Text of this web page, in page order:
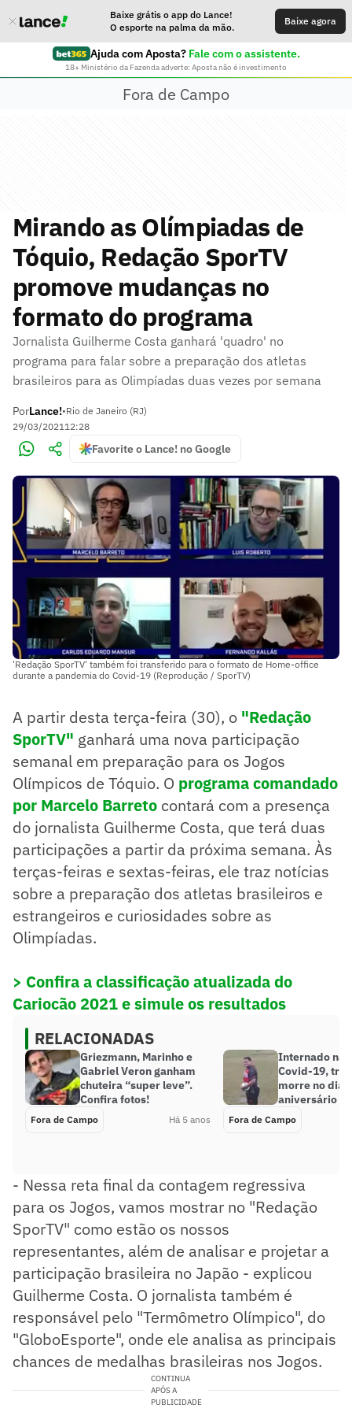
Baixe grátis o app do Lance!
O esporte na palma da mão.
Baixe agora
Ajuda com Aposta? Fale com o assistente.
18+ Ministério da Fazenda adverte: Aposta não é investimento
Fora de Campo
Mirando as Olímpiadas de
Tóquio, Redação SporTV
promove mudanças no
formato do programa
Jornalista Guilherme Costa ganhará 'quadro' no
programa para falar sobre a preparação dos atletas
brasileiros para as Olimpíadas duas vezes por semana
PorLance!•Rio de Janeiro (RJ)
29/03/202112:28
Favorite o Lance! no Google
'Redação SporTV' também foi transferido para o formato de Home-office
durante a pandemia do Covid-19 (Reprodução / SporTV)
A partir desta terça-feira (30), o "Redação
SporTV" ganhará uma nova participação
semanal em preparação para os Jogos
Olímpicos de Tóquio. O programa comandado
por Marcelo Barreto contará com a presença
do jornalista Guilherme Costa, que terá duas
participações a partir da próxima semana. Às
terças-feiras e sextas-feiras, ele traz notícias
sobre a preparação dos atletas brasileiros e
estrangeiros e curiosidades sobre as
Olimpíadas.
> Confira a classificação atualizada do
Cariocão 2021 e simule os resultados
RELACIONADAS
Griezmann, Marinho e
Gabriel Veron ganham
chuteira “super leve”.
Confira fotos!
Fora de Campo Há 5 anos
Internado na
Covid-19,
morre no dia
aniversário
Fora de Campo
- Nessa reta final da contagem regressiva
para os Jogos, vamos mostrar no "Redação
SporTV" como estão os nossos
representantes, além de analisar e projetar a
participação brasileira no Japão - explicou
Guilherme Costa. O jornalista também é
responsável pelo "Termômetro Olímpico", do
"GloboEsporte", onde ele analisa as principais
chances de medalhas brasileiras nos Jogos.
CONTINUA
APÓS A
PUBLICIDADE